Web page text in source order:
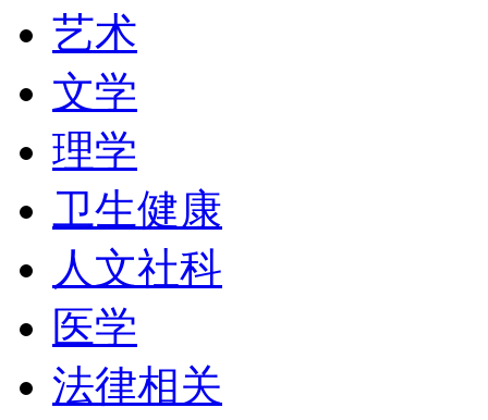
麦考瑞大学一直以会计
商业研究生院（GACC
相关的研究生课程，包
International Buine）、
Commerce inAccounting
（Mater of mmerce
（Mater of Commerce in
艺术
文学
理学
卫生健康
人文社科
医学
法律相关